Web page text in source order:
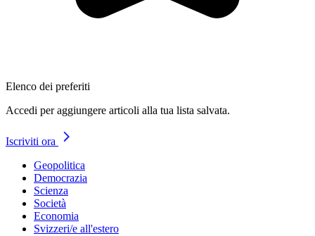
Elenco dei preferiti
Accedi per aggiungere articoli alla tua lista salvata.
Iscriviti ora
Geopolitica
Democrazia
Scienza
Società
Economia
Svizzeri/e all'estero